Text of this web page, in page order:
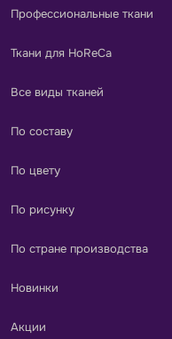
Профессиональные ткани
Ткани для HoReCa
Все виды тканей
По составу
По цвету
По рисунку
По стране производства
Новинки
Акции